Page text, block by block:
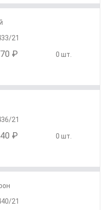
21
₽ 0 шт.
21
₽ 0 шт.
21